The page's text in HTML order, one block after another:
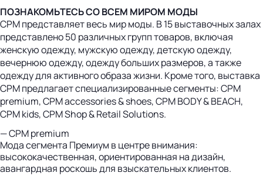
ПОЗНАКОМЬТЕСЬ СО ВСЕМ МИРОМ МОДЫ
CPM представляет весь мир моды. В 15 выставочных залах
представлено 50 различных групп товаров, включая
женскую одежду, мужскую одежду, детскую одежду,
вечернюю одежду, одежду больших размеров, а также
одежду для активного образа жизни. Кроме того, выставка
СРМ предлагает специализированные сегменты: CPM
premium, CPM accessories & shoes, CPM BODY & BEACH,
CPM kids, CPM Shop & Retail Solutions.
— CPM premium
Мода сегмента Премиум в центре внимания:
высококачественная, ориентированная на дизайн,
авангардная роскошь для взыскательных клиентов.